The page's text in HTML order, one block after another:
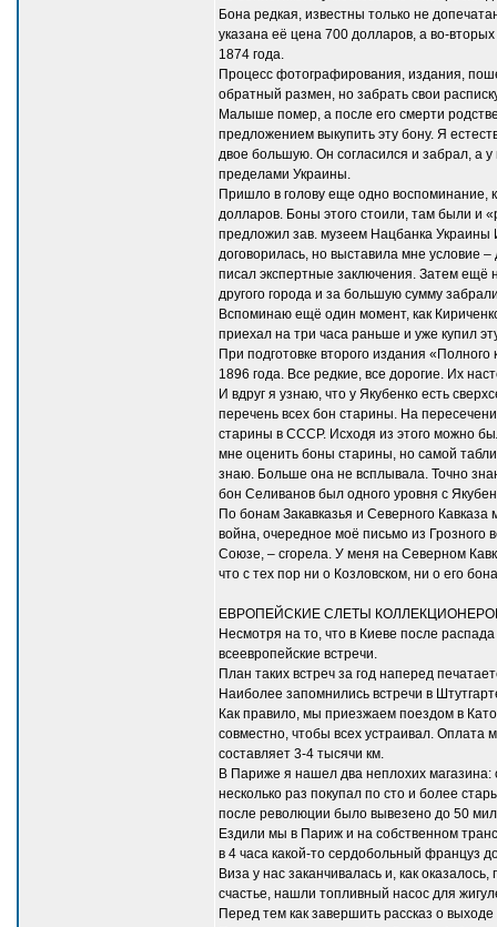
Бона редкая, известны только не
указана её цена 700 долларов, а во-
1874 года.
Процесс фотографирования, издания,
обратный размен, но забрать свои
Малыше помер, а после его смерти
предложением выкупить эту бону. Я
двое большую. Он согласился и забрал, а у
пределами Украины.
Пришло в голову еще одно воспоминание,
долларов. Боны этого стоили, там были и
предложил зав. музеем Нацбанка Украины
договорилась, но выставила мне условие
писал экспертные заключения. Затем ещё
другого города и за большую сумму
Вспоминаю ещё один момент, как
приехал на три часа раньше и уже купил
При подготовке второго издания
1896 года. Все редкие, все дорогие. Их
И вдруг я узнаю, что у Якубенко есть
перечень всех бон старины. На
старины в СССР. Исходя из этого можно
мне оценить боны старины, но самой
знаю. Больше она не всплывала. Точно
бон Селиванов был одного уровня с
По бонам Закавказья и Северного Кавказа
война, очередное моё письмо из Грозного
Союзе, – сгорела. У меня на Северном
что с тех пор ни о Козловском, ни о его
ЕВРОПЕЙСКИЕ СЛЕТЫ
Несмотря на то, что в Киеве после
всеевропейские встречи.
План таких встреч за год наперед
Наиболее запомнились встречи в
Как правило, мы приезжаем поездом в
совместно, чтобы всех устраивал.
составляет 3-4 тысячи км.
В Париже я нашел два неплохих магазина:
несколько раз покупал по сто и более
после революции было вывезено до 50
Ездили мы в Париж и на собственном
в 4 часа какой-то сердобольный француз
Виза у нас заканчивалась и, как
счастье, нашли топливный насос для
Перед тем как завершить рассказ о